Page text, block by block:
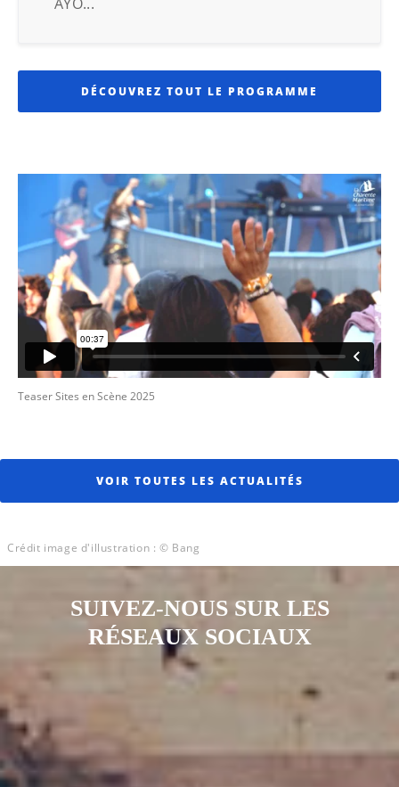
DÉCOUVREZ TOUT LE PROGRAMME
Teaser Sites en Scène 2025
VOIR TOUTES LES ACTUALITÉS
Crédit image d'illustration : © Bang
SUIVEZ-NOUS SUR LES
RÉSEAUX SOCIAUX
Notre page Tiktok
Notre page
Notre page Youtube